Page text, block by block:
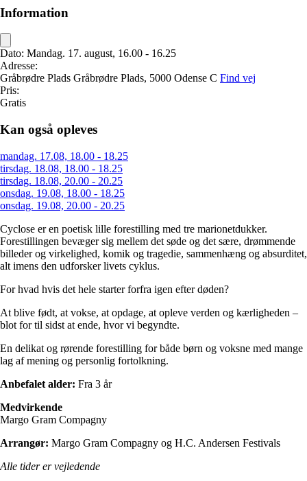
Information
Dato: Mandag. 17. august, 16.00 - 16.25
Adresse:
Gråbrødre Plads Gråbrødre Plads, 5000 Odense C Find vej
Pris:
Gratis
Kan også opleves
mandag. 17.08, 18.00 - 18.25
tirsdag. 18.08, 18.00 - 18.25
tirsdag. 18.08, 20.00 - 20.25
onsdag. 19.08, 18.00 - 18.25
onsdag. 19.08, 20.00 - 20.25
Cyclose er en poetisk lille forestilling med tre marionetdukker.
Forestillingen bevæger sig mellem det søde og det sære, drømmende
billeder og virkelighed, komik og tragedie, sammenhæng og absurditet,
alt imens den udforsker livets cyklus.
For hvad hvis det hele starter forfra igen efter døden?
At blive født, at vokse, at opdage, at opleve verden og kærligheden –
blot for til sidst at ende, hvor vi begyndte.
En delikat og rørende forestilling for både børn og voksne med mange
lag af mening og personlig fortolkning.
Anbefalet alder: Fra 3 år
Medvirkende
Margo Gram Compagny
Arrangør: Margo Gram Compagny og H.C. Andersen Festivals
Alle tider er vejledende